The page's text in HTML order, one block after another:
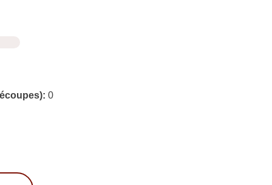
0